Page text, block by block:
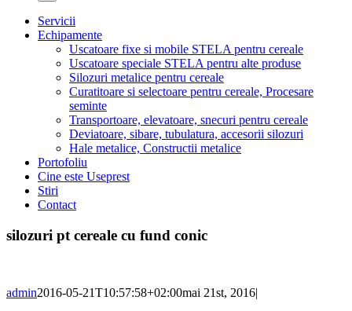
Servicii
Echipamente
Uscatoare fixe si mobile STELA pentru cereale
Uscatoare speciale STELA pentru alte produse
Silozuri metalice pentru cereale
Curatitoare si selectoare pentru cereale, Procesare
seminte
Transportoare, elevatoare, snecuri pentru cereale
Deviatoare, sibare, tubulatura, accesorii silozuri
Hale metalice, Constructii metalice
Portofoliu
Cine este Useprest
Stiri
Contact
silozuri pt cereale cu fund conic
admin2016-05-21T10:57:58+02:00mai 21st, 2016|